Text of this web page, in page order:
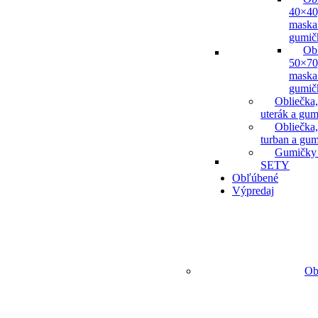
Obliečka,
uterák a
Obliečka,
turban a
SETY
Obľúbené
Výpredaj